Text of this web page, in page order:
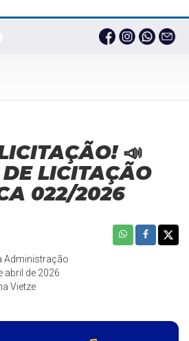
📣
LICITAÇÃO
022/2026
Administração
abril de 2026
Vietze